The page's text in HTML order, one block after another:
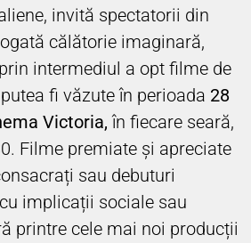
invită spectatorii din
călătorie imaginară,
intermediul a opt filme de
fi văzute în perioada 28
Victoria, în fiecare seară,
Filme premiate și apreciate
sau debuturi
implicații sociale sau
printre cele mai noi producții